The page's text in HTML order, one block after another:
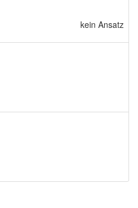
kein Ansatz